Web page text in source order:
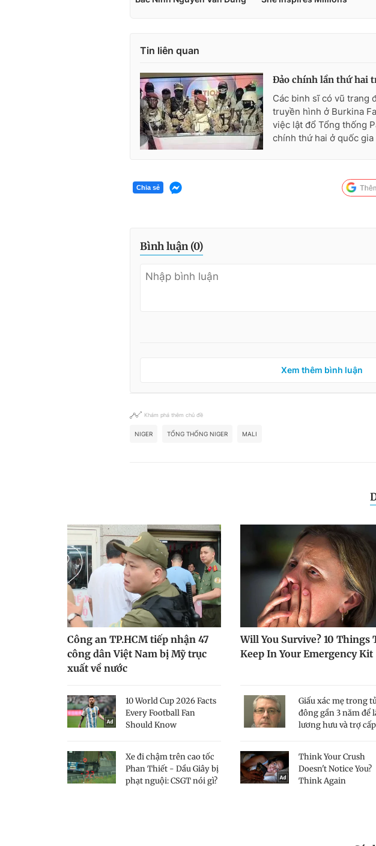
Tin liên quan
Đảo chính lần thứ hai
Các binh sĩ có vũ trang
truyền hình ở Burkina
việc lật đổ Tổng thống
chính thứ hai ở quốc gia
Chia sẻ
Bình luận (0)
Xem thêm bình luận
Khám phá thêm chủ đề
NIGER TỔNG THỐNG NIGER MALI